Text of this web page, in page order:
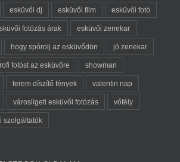
esküvői dj esküvői film esküvői fotó
fotózás árak esküvői zenekar
hogy spórolj az esküvődön jó zenekar
fotóst az esküvőre showman
terem díszítő fények valentin nap
városligeti esküvői fotózás vőfély
szolgáltatók